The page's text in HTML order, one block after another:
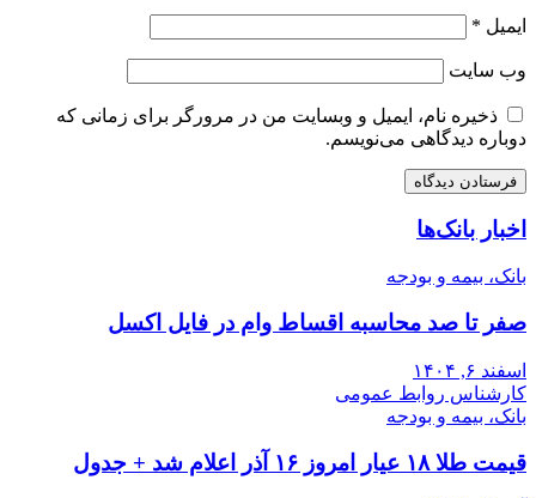
ایمیل *
وب‌ سایت
ذخیره نام، ایمیل و وبسایت من در مرورگر برای زمانی که
دوباره دیدگاهی می‌نویسم.
اخبار بانک‌ها
بانک، بیمه و بودجه
صفر تا صد محاسبه اقساط وام در فایل اکسل
اسفند ۶, ۱۴۰۴
کارشناس روابط عمومی
بانک، بیمه و بودجه
قیمت طلا ۱۸ عیار امروز ۱۶ آذر اعلام شد + جدول